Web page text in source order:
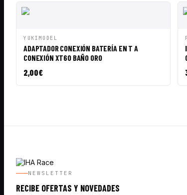
VISTA RÁPIDA
YUKIMODEL
ADAPTADOR CONEXIÓN BATERÍA EN T A
CONEXIÓN XT60 BAÑO ORO
2,00€
NEWSLETTER
RECIBE OFERTAS Y NOVEDADES